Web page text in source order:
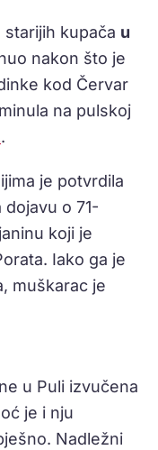
starijih kupača u
nakon što je
kod Červar
na pulskoj
.
je potvrdila
o 71-
koji je
Iako ga je
muškarac je
u Puli izvučena
je i nju
Nadležni